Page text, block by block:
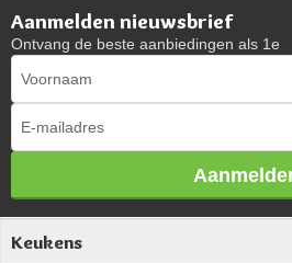
Aanmelden nieuwsbrief
Ontvang de beste aanbiedingen als 1e
Keukens